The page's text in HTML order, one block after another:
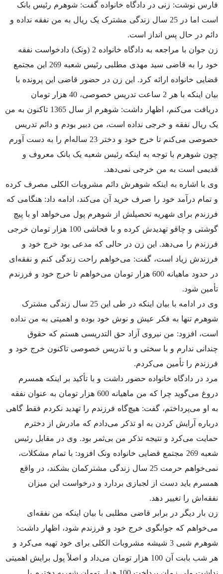
فارس نوشت: زنی در دادگاه خانواده گفت: شوهرم رئیس بانک
است اما در 25 سال زندگی مشترک یک ریال به من نفقه نداده و
دائم در حال پس انداز است.
زن جوان با مراجعه به دادگاه خانواده 2 (ونک) دادخواست نفقه
خود را به قاضی سید مهدی مطلبی رئیس شعبه 269 این مجتمع
قضایی خانواده ارائه کرد. این زن در حضور قاضی این پرونده با
بیان اینکه با هر 2 ساعت تدریس خصوصی، 40 هزار تومان
دریافت می‌کنم، اظهار داشت: شوهرم از سال 1365 تاکنون به من
یک ریال نفقه و خرجی نداده است، من دبیر بودم و دائم تدریس
خصوصی می‌کنم تا خرج خود و دختر 23 ساله‌ام را به دست آورم
چون شوهرم با توجه به اینکه رئیس شعبه یک بانک معروف و
قدیمی است به من خرجی نمی‌دهد.
وی با اشاره به اینکه شوهرش دائم مشروبات الکلی مصرف کرده
و تمام درآمد خود را صرف خرید آن می‌کند، ادامه داد: هنگامی که
فرزندم برای شهریه تحصیلش از شوهرم پول می‌خواهد او با پیچ
گوشتی و چاقو تهدیدش کرده و با فحاشی 100 هزار تومان خرجی
فرزندم را می‌دهد. این زن در حالی که مدعی بود خرج خود و
فرزندش زیاد است، گفت: می‌خواهم راحت زندگی کنم و نفقه‌ای
در حدود ماهیانه 600 هزار تومان می‌خواهم تا خرج خود و فرزندم
تأمین شود.
وی در ادامه با بیان اینکه در طی این 25 سال زندگی مشترک
شوهرم تنها به فکر عیش و نوش خود بوده و اهمیتی به من نداده
است، افزود: من نیروی آزاد حق التدریسی هستم که حقوق
چندانی ندارم و با سختی و با تدریس خصوصی تاکنون خرج خود و
فرزندم را تأمین می‌کردم.
مرد در دادگاه خانواده حضور داشت و با تأکید بر اینکه همسرم
دروغ می‌گوید چرا که من ماهیانه 600 هزار تومان به عنوان نفقه
به او می‌پرداختم، گفت: هیچ‌گاه فرزندم را تهدید نکردم فقط گاهی
درباره آرایش کردن به او تذکر می‌دادم که مادرش از دخترم
حمایت می‌کرد و نتیجه تذکر من بی‌ثمر بود. وی در مقابل رئیس
شعبه 269 مجتمع قضایی خانواده ونک افزود: با تمام مشکلات،
نمی‌خواهم حرمت 25 سال زندگی مشترکمان بشکند، در واقع
همسرم باید دست از لجبازی بردارد و درخواست این میزان
نفقه‌اش را تغییر دهد.
زن بار دیگر در برابر قاضی مطلبی با بیان اینکه من نفقه‌ای
می‌خواهم که جوابگوی خرج خود و فرزندم شود، اظهار داشت:
شوهرم شبی 3 شیشه مشروبات الکلی برای خود تهیه می‌کرد و
هر شب بابت آن 100 هزار تومان می‌داد و اصلاً پول برایش اهمیتی